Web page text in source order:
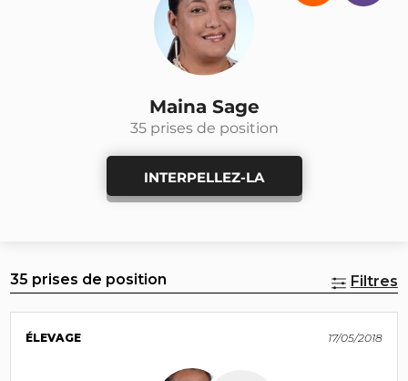
Maina Sage
35 prises de position
INTERPELLEZ-LA
35 prises de position Filtres
ÉLEVAGE 17/05/2018